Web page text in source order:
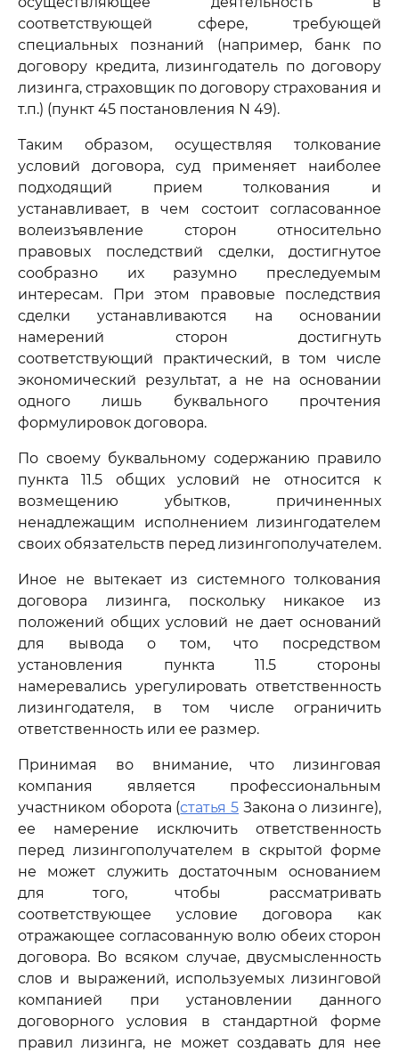
соответствующей сфере, требующей
специальных познаний (например, банк по
договору кредита, лизингодатель по договору
лизинга, страховщик по договору страхования и
т.п.) (пункт 45 постановления N 49).
Таким образом, осуществляя толкование
условий договора, суд применяет наиболее
подходящий прием толкования и
устанавливает, в чем состоит согласованное
волеизъявление сторон относительно
правовых последствий сделки, достигнутое
сообразно их разумно преследуемым
интересам. При этом правовые последствия
сделки устанавливаются на основании
намерений сторон достигнуть
соответствующий практический, в том числе
экономический результат, а не на основании
одного лишь буквального прочтения
формулировок договора.
По своему буквальному содержанию правило
пункта 11.5 общих условий не относится к
возмещению убытков, причиненных
ненадлежащим исполнением лизингодателем
своих обязательств перед лизингополучателем.
Иное не вытекает из системного толкования
договора лизинга, поскольку никакое из
положений общих условий не дает оснований
для вывода о том, что посредством
установления пункта 11.5 стороны
намеревались урегулировать ответственность
лизингодателя, в том числе ограничить
ответственность или ее размер.
Принимая во внимание, что лизинговая
компания является профессиональным
участником оборота (статья 5 Закона о лизинге),
ее намерение исключить ответственность
перед лизингополучателем в скрытой форме
не может служить достаточным основанием
для того, чтобы рассматривать
соответствующее условие договора как
отражающее согласованную волю обеих сторон
договора. Во всяком случае, двусмысленность
слов и выражений, используемых лизинговой
компанией при установлении данного
договорного условия в стандартной форме
правил лизинга, не может создавать для нее